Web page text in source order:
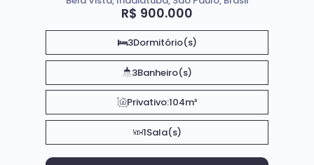
R$ 900.000
3Dormitório(s)
3Banheiro(s)
Privativo:104m²
1Sala(s)